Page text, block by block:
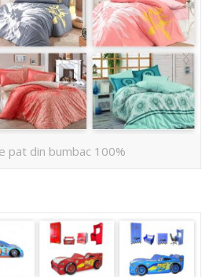
pat din bumbac 100%